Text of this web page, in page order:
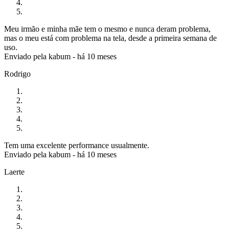
Meu irmão e minha mãe tem o mesmo e nunca deram problema,
mas o meu está com problema na tela, desde a primeira semana de
uso.
Enviado pela kabum - há 10 meses
Rodrigo
Tem uma excelente performance usualmente.
Enviado pela kabum - há 10 meses
Laerte